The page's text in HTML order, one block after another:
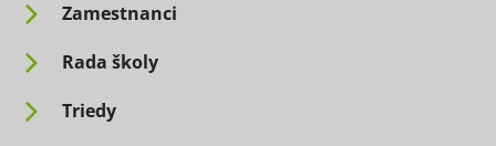
Zamestnanci
Rada školy
Triedy